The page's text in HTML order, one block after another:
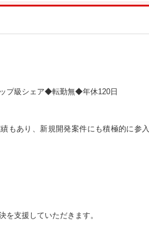
プ級シェア◆転勤無◆年休120日
もあり、新規開発案件にも積極的に参
を支援していただきます。